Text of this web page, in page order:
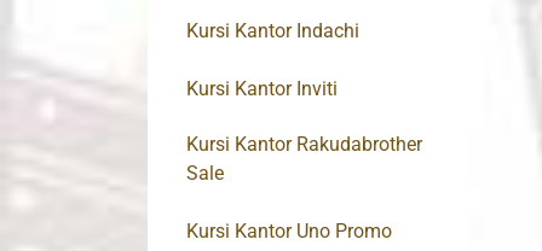
Kursi Kantor Indachi
Kursi Kantor Inviti
Kursi Kantor Rakudabrother
Sale
Kursi Kantor Uno Promo